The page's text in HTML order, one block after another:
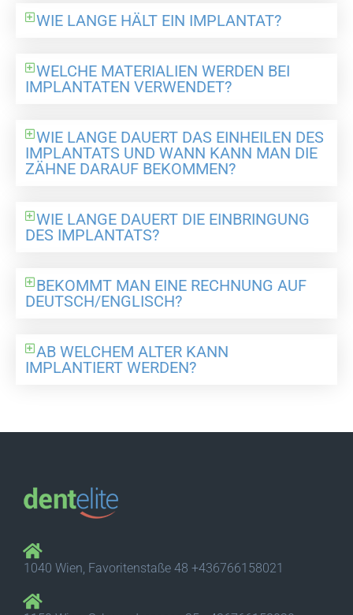
WIE LANGE HÄLT EIN IMPLANTAT?
WELCHE MATERIALIEN WERDEN BEI
IMPLANTATEN VERWENDET?
WIE LANGE DAUERT DAS EINHEILEN DES
IMPLANTATS UND WANN KANN MAN DIE
ZÄHNE DARAUF BEKOMMEN?
WIE LANGE DAUERT DIE EINBRINGUNG
DES IMPLANTATS?
BEKOMMT MAN EINE RECHNUNG AUF
DEUTSCH/ENGLISCH?
AB WELCHEM ALTER KANN
IMPLANTIERT WERDEN?
1040 Wien, Favoritenstaße 48 +436766158021